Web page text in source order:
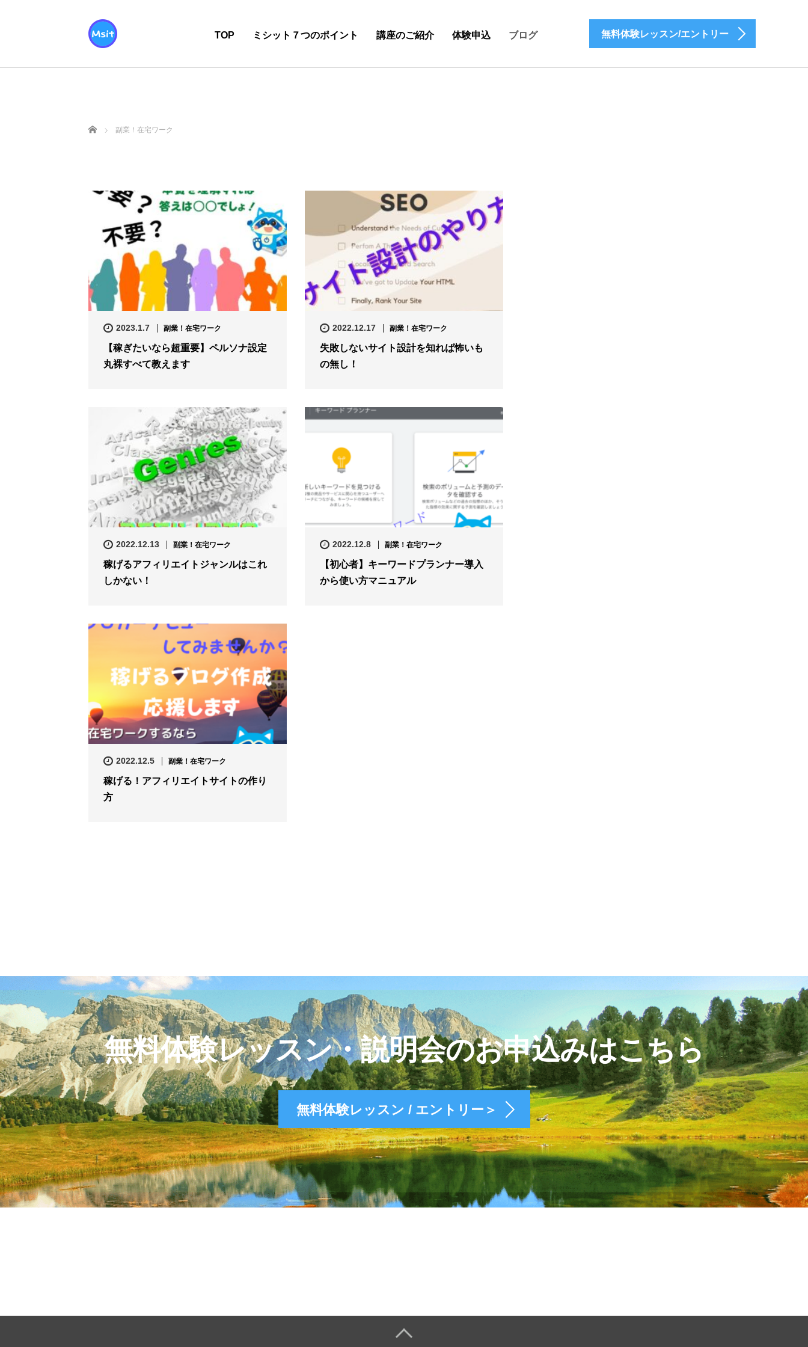
TOP ミシット７つのポイント 講座のご紹介 体験申込 ブログ 無料体験レッスン/エントリー
ホーム 副業！在宅ワーク
2023.1.7 副業！在宅ワーク
【稼ぎたいなら超重要】ペルソナ設定
丸裸すべて教えます
2022.12.17 副業！在宅ワーク
失敗しないサイト設計を知れば怖いも
の無し！
2022.12.13 副業！在宅ワーク
稼げるアフィリエイトジャンルはこれ
しかない！
2022.12.8 副業！在宅ワーク
【初心者】キーワードプランナー導入
から使い方マニュアル
2022.12.5 副業！在宅ワーク
稼げる！アフィリエイトサイトの作り
方
無料体験レッスン・説明会のお申込みはこちら
無料体験レッスン / エントリー＞